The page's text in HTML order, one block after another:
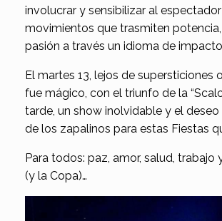
involucrar y sensibilizar al
movimientos que trasmiten
pasión a través un idioma de
El martes 13, lejos de supersticiones
fue mágico, con el triunfo de la
tarde, un show inolvidable y el
de los zapalinos para estas Fiestas
Para todos: paz, amor, salud, trabajo
(y la Copa)…